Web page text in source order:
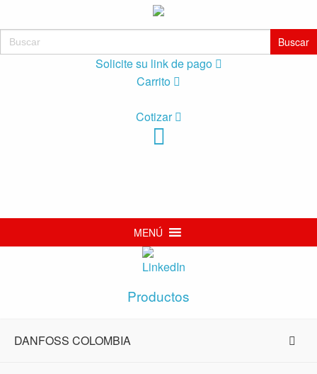
Buscar:
Solicite su link de pago
Carrito
Cotizar
MENÚ
Productos
DANFOSS COLOMBIA